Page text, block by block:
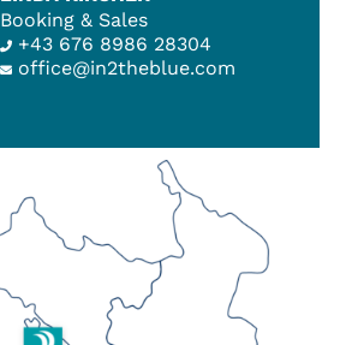
Booking & Sales
+43 676 8986 28304
office@in2theblue.com